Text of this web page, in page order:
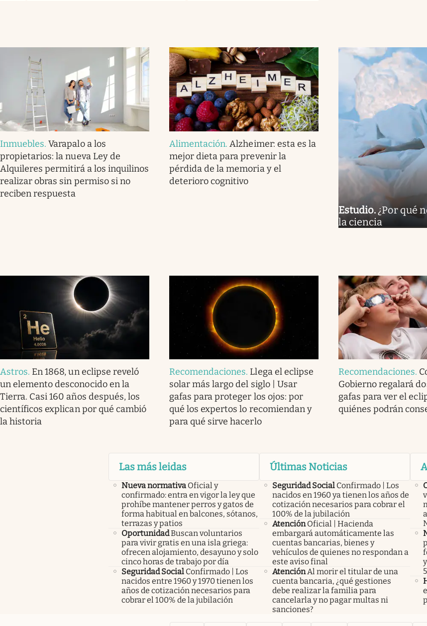
Inmuebles.Varapalo a los
propietarios: la nueva Ley de
Alquileres permitirá a los inquilinos
realizar obras sin permiso si no
reciben respuesta
Alimentación.Alzheimer: esta es la
mejor dieta para prevenir la
pérdida de la memoria y el
deterioro cognitivo
Estudio. ¿Por qué
la ciencia
Astros. En 1868, un eclipse reveló
un elemento desconocido en la
Tierra. Casi 160 años después, los
científicos explican por qué cambió
la historia
Recomendaciones. Llega el eclipse
solar más largo del siglo | Usar
gafas para proteger los ojos: por
qué los expertos lo recomiendan y
para qué sirve hacerlo
Recomendaciones.
Gobierno regalará
gafas para ver el
quiénes podrán
Las más leidas
Nueva normativa Oficial y
confirmado: entra en vigor la ley que
prohíbe mantener perros y gatos de
forma habitual en balcones, sótanos,
terrazas y patios
OportunidadBuscan voluntarios
para vivir gratis en una isla griega:
ofrecen alojamiento, desayuno y solo
cinco horas de trabajo por día
Seguridad Social Confirmado | Los
nacidos entre 1960 y 1970 tienen los
años de cotización necesarios para
cobrar el 100% de la jubilación
Últimas Noticias
Seguridad Social Confirmado | Los
nacidos en 1960 ya tienen los años de
cotización necesarios para cobrar el
100% de la jubilación
Atención Oficial | Hacienda
embargará automáticamente las
cuentas bancarias, bienes y
vehículos de quienes no respondan a
este aviso final
AtenciónAl morir el titular de una
cuenta bancaria, ¿qué gestiones
debe realizar la familia para
cancelarla y no pagar multas ni
sanciones?